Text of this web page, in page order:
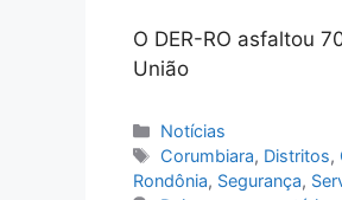
O DER-RO asfaltou
União
Categorias
Notícias
Tags
Corumbiara, Distritos,
Rondônia, Segurança,